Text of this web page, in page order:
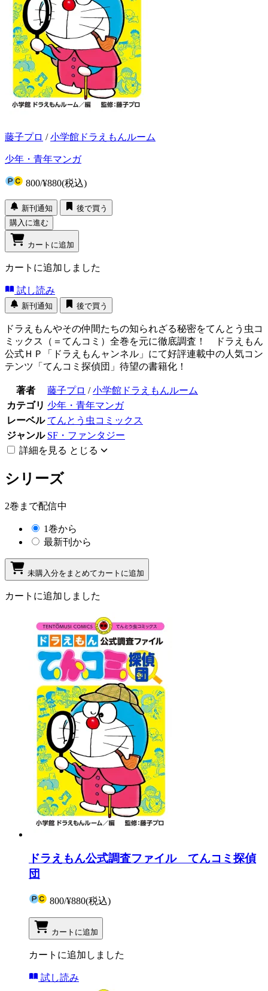
藤子プロ /小学館ドラえもんルーム
少年・青年マンガ
800/¥880(税込)
新刊通知
後で買う
購入に進む
カートに追加
カートに追加しました
試し読み
新刊通知 後で買う
ドラえもんやその仲間たちの知られざる秘密をてんとう虫コ
ミックス（＝てんコミ）全巻を元に徹底調査！ ドラえもん
公式ＨＰ「ドラえもんャンネル」にて好評連載中の人気コン
テンツ「てんコミ探偵団」待望の書籍化！
著者 藤子プロ /小学館ドラえもんルーム
カテゴリ 少年・青年マンガ
レーベル てんとう虫コミックス
ジャンル SF・ファンタジー
詳細を見る とじる
シリーズ
2巻まで配信中
1巻から
最新刊から
未購入分をまとめてカートに追加
カートに追加しました
ドラえもん公式調査ファイル てんコミ探偵
団
800/¥880(税込)
カートに追加
カートに追加しました
試し読み